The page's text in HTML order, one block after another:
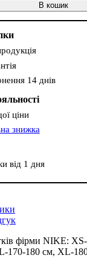
В кошик
14 днів
ціни
знижка
від 1 дня
фірми NIKE:
170-180 см, XL-